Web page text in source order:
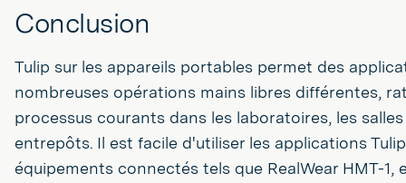
Conclusion
Tulip sur les appareils portables permet des
nombreuses opérations mains libres différentes,
processus courants dans les laboratoires, les
entrepôts. Il est facile d'utiliser les applications
équipements connectés tels que RealWear HMT-1,